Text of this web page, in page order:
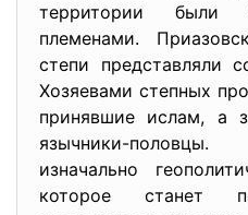
территории были
племенами.
степи представляли
Хозяевами степных
принявшие ислам, а
язычники-
изначально
которое станет